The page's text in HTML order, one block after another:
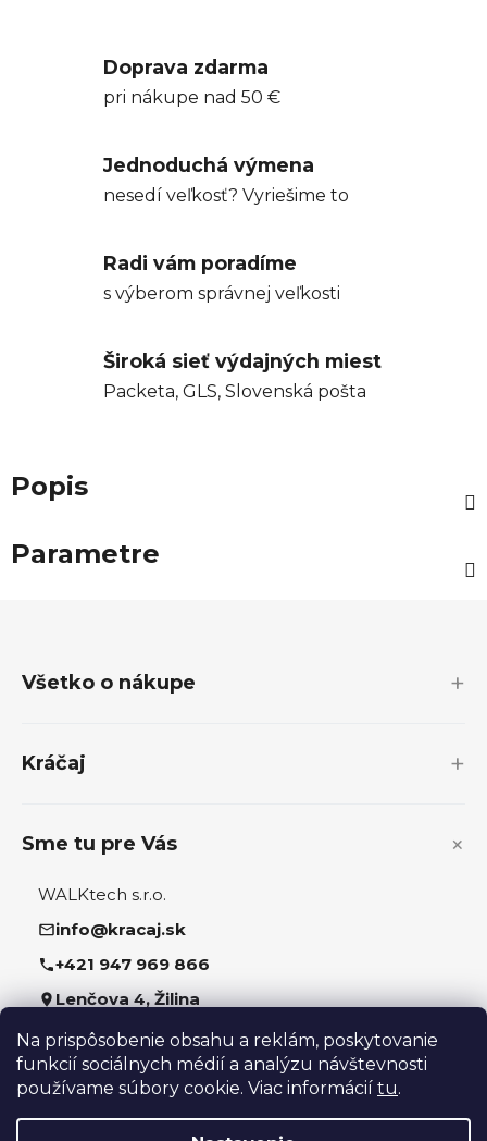
Na prispôsobenie obsahu a reklám, poskytovanie
funkcií sociálnych médií a analýzu návštevnosti
používame súbory cookie. Viac informácií tu.
Doprava zdarma
pri nákupe nad 50 €
Jednoduchá výmena
nesedí veľkosť? Vyriešime to
Radi vám poradíme
s výberom správnej veľkosti
Široká sieť výdajných miest
Packeta, GLS, Slovenská pošta
Popis
Parametre
Všetko o nákupe
Kráčaj
Sme tu pre Vás
WALKtech s.r.o.
info@kracaj.sk
+421 947 969 866
Lenčova 4, Žilina
Sledujte nás